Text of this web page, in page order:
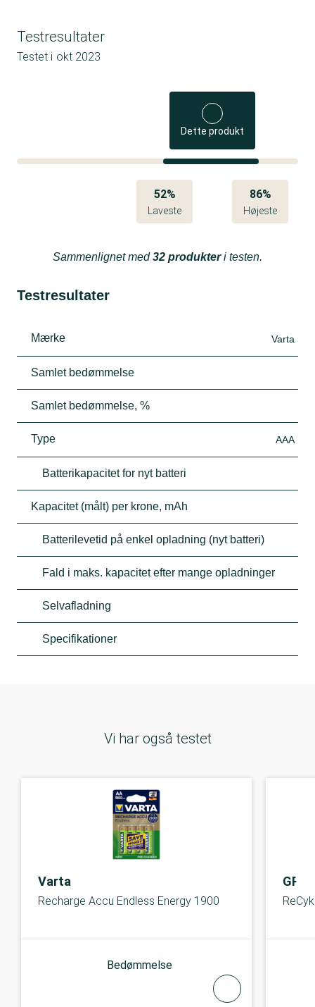
Testresultater
Testet i okt 2023
Dette produkt
52%
Laveste
86%
Højeste
Sammenlignet med32 produkteri testen.
Testresultater
Mærke Varta
Samlet bedømmelse
Samlet bedømmelse, %
Type AAA
Batterikapacitet for nyt batteri
Kapacitet (målt) per krone, mAh
Batterilevetid på enkel opladning (nyt batteri)
Fald i maks. kapacitet efter mange opladninger
Selvafladning
Specifikationer
Vi har også testet
Varta
Recharge Accu Endless Energy 1900
Bedømmelse
GP